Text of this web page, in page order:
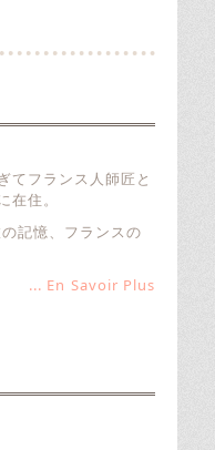
てフランス人師匠と
住。
記憶、フランスの
... En Savoir Plus